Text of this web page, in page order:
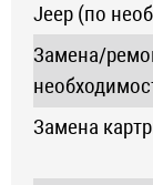
Jeep (по
Замена/
Замена